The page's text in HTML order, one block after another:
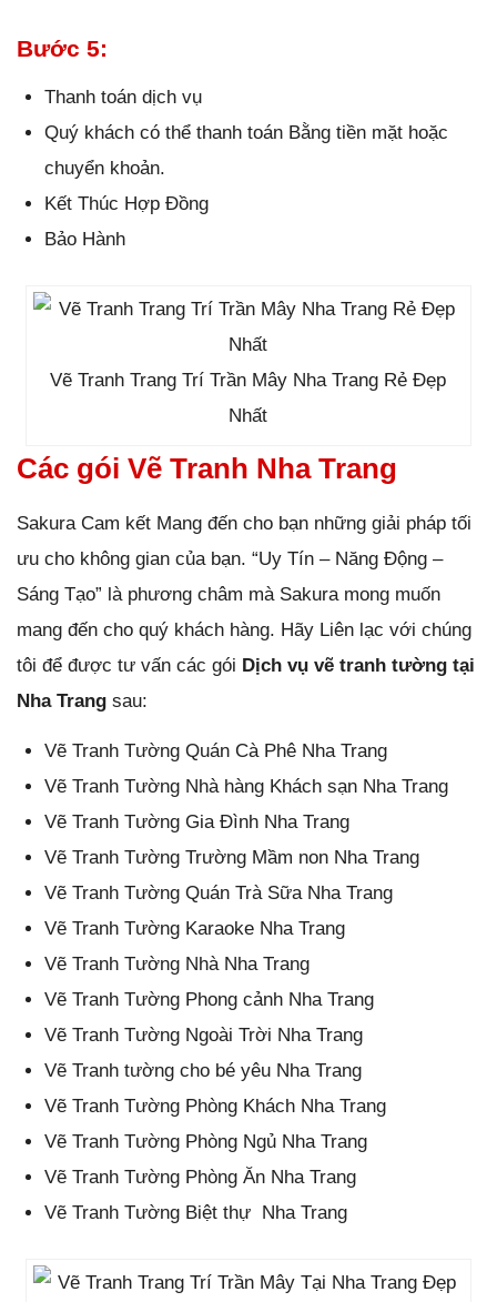
Bước 5:
Thanh toán dịch vụ
Quý khách có thể thanh toán Bằng tiền mặt hoặc
chuyển khoản.
Kết Thúc Hợp Đồng
Bảo Hành
Vẽ Tranh Trang Trí Trần Mây Nha Trang Rẻ Đẹp
Nhất
Các gói Vẽ Tranh Nha Trang
Sakura Cam kết Mang đến cho bạn những giải pháp tối
ưu cho không gian của bạn. “Uy Tín – Năng Động –
Sáng Tạo” là phương châm mà Sakura mong muốn
mang đến cho quý khách hàng. Hãy Liên lạc với chúng
tôi để được tư vấn các gói Dịch vụ vẽ tranh tường tại
Nha Trang sau:
Vẽ Tranh Tường Quán Cà Phê Nha Trang
Vẽ Tranh Tường Nhà hàng Khách sạn Nha Trang
Vẽ Tranh Tường Gia Đình Nha Trang
Vẽ Tranh Tường Trường Mầm non Nha Trang
Vẽ Tranh Tường Quán Trà Sữa Nha Trang
Vẽ Tranh Tường Karaoke Nha Trang
Vẽ Tranh Tường Nhà Nha Trang
Vẽ Tranh Tường Phong cảnh Nha Trang
Vẽ Tranh Tường Ngoài Trời Nha Trang
Vẽ Tranh tường cho bé yêu Nha Trang
Vẽ Tranh Tường Phòng Khách Nha Trang
Vẽ Tranh Tường Phòng Ngủ Nha Trang
Vẽ Tranh Tường Phòng Ăn Nha Trang
Vẽ Tranh Tường Biệt thự Nha Trang